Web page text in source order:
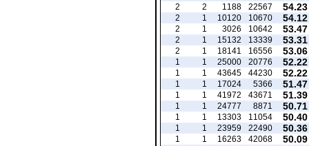
54.23
22567
1188
2
2
54.12
10670
10120
1
2
53.47
10642
3026
1
2
53.31
13339
15132
1
2
53.06
16556
18141
1
2
52.22
20776
25000
1
1
52.22
44230
43645
1
1
51.47
5366
17024
1
1
51.39
43671
41972
1
1
50.71
8871
24777
1
1
50.40
11054
13303
1
1
50.36
22490
23959
1
1
50.09
42068
16263
1
1